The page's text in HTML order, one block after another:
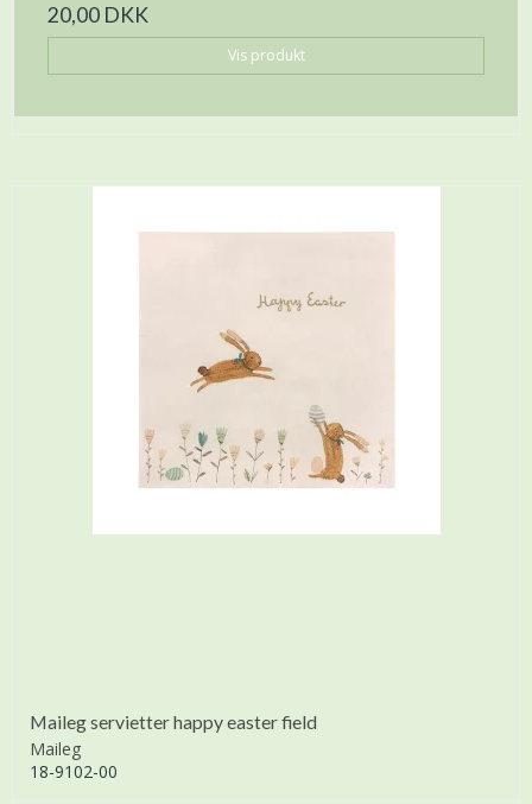
20,00 DKK
Vis produkt
Maileg servietter happy easter field
Maileg
18-9102-00